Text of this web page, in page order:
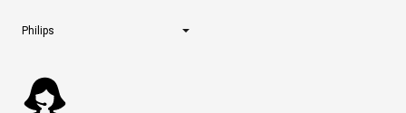
Philips